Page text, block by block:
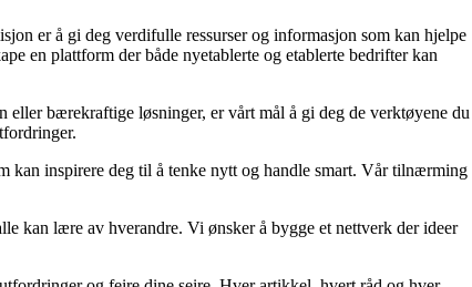
er å gi deg verdifulle ressurser og informasjon som kan hjelpe
en plattform der både nyetablerte og etablerte bedrifter kan
bærekraftige løsninger, er vårt mål å gi deg de verktøyene du
kan inspirere deg til å tenke nytt og handle smart. Vår tilnærming
kan lære av hverandre. Vi ønsker å bygge et nettverk der ideer